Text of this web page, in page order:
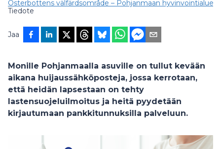
Österbottens välfärdsområde – Pohjanmaan hyvinvointialue
Tiedote
Jaa
Monille Pohjanmaalla asuville on tullut kevään
aikana huijaussähköposteja, jossa kerrotaan,
että heidän lapsestaan on tehty
lastensuojeluilmoitus ja heitä pyydetään
kirjautumaan pankkitunnuksilla palveluun.